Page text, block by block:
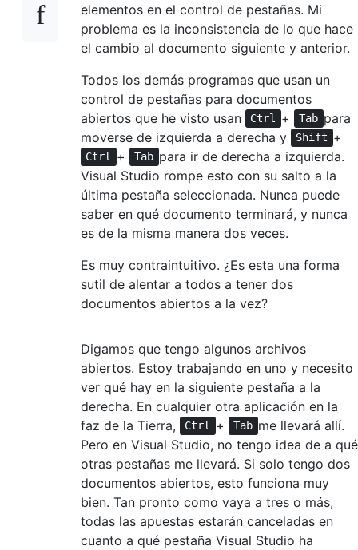
elementos en el control de pestañas. Mi
problema es la inconsistencia de lo que hace
el cambio al documento siguiente y anterior.
Todos los demás programas que usan un
control de pestañas para documentos
abiertos que he visto usan
Ctrl + Tab para
moverse de izquierda a derecha y
Shift +
Ctrl + Tab para ir de derecha a izquierda.
Visual Studio rompe esto con su salto a la
última pestaña seleccionada. Nunca puede
saber en qué documento terminará, y nunca
es de la misma manera dos veces.
Es muy contraintuitivo. ¿Es esta una forma
sutil de alentar a todos a tener dos
documentos abiertos a la vez?
Digamos que tengo algunos archivos
abiertos. Estoy trabajando en uno y necesito
ver qué hay en la siguiente pestaña a la
derecha. En cualquier otra aplicación en la
faz de la Tierra,
Ctrl + Tab me llevará allí.
Pero en Visual Studio, no tengo idea de a qué
otras pestañas me llevará. Si solo tengo dos
documentos abiertos, esto funciona muy
bien. Tan pronto como vaya a tres o más,
todas las apuestas estarán canceladas en
cuanto a qué pestaña Visual Studio ha